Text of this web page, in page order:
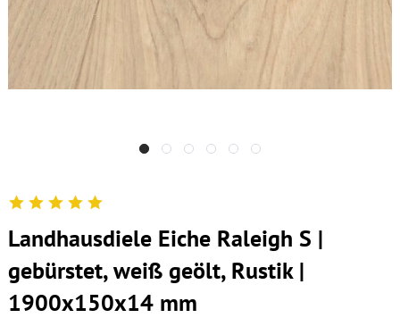
Landhausdiele Eiche Raleigh S |
gebürstet, weiß geölt, Rustik |
1900x150x14 mm